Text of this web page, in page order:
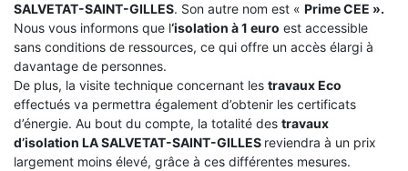
SALVETAT-SAINT-GILLES. Son autre nom est « Prime CEE ».
Nous vous informons que l‘isolation à 1 euro est accessible
sans conditions de ressources, ce qui offre un accès élargi à
davantage de personnes.
De plus, la visite technique concernant les travaux Eco
effectués va permettra également d’obtenir les certificats
d’énergie. Au bout du compte, la totalité des travaux
d’isolation LA SALVETAT-SAINT-GILLES reviendra à un prix
largement moins élevé, grâce à ces différentes mesures.